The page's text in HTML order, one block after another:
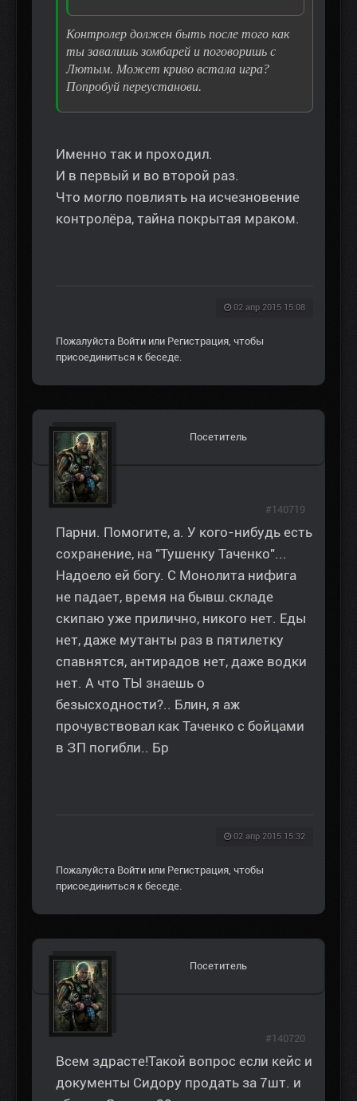
Контролер должен быть после того как
ты завалишь зомбарей и поговоришь с
Лютым. Может криво встала игра?
Попробуй переустанови.
Именно так и проходил.
И в первый и во второй раз.
Что могло повлиять на исчезновение
контролёра, тайна покрытая мраком.
02 апр 2015 15:08
Пожалуйста Войти или Регистрация, чтобы
присоединиться к беседе.
Посетитель
Парни. Помогите, а. У кого-нибудь есть
сохранение, на "Тушенку Таченко"...
Надоело ей богу. С Монолита нифига
не падает, время на бывш.складе
скипаю уже прилично, никого нет. Еды
нет, даже мутанты раз в пятилетку
спавнятся, антирадов нет, даже водки
нет. А что ТЫ знаешь о
безысходности?.. Блин, я аж
прочувствовал как Таченко с бойцами
в ЗП погибли.. Бр
02 апр 2015 15:32
#140719
Пожалуйста Войти или Регистрация, чтобы
присоединиться к беседе.
Посетитель
Всем здрасте!Такой вопрос если кейс и
документы Сидору продать за 7шт. и
#140720